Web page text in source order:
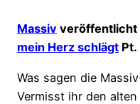
Massiv veröffentlicht
mein Herz schlägt Pt.
Was sagen die
Vermisst ihr den alten